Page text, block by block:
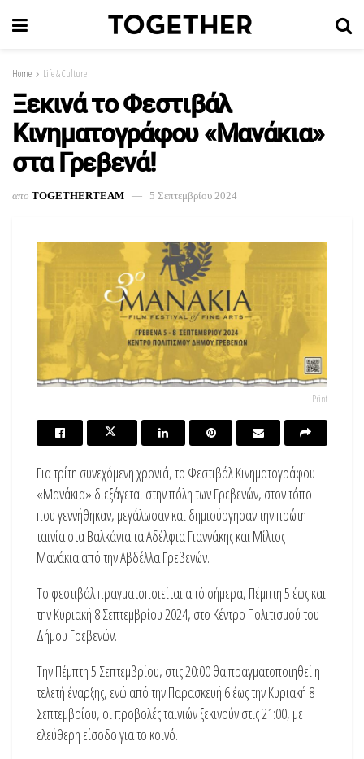
Home Life & Culture
Ξεκινά το Φεστιβάλ
Κινηματογράφου «Μανάκια»
στα Γρεβενά!
απο TOGETHERTEAM 5 Σεπτεμβρίου 2024
Print
Για τρίτη συνεχόμενη χρονιά, το Φεστιβάλ Κινηματογράφου
«Μανάκια» διεξάγεται στην πόλη των Γρεβενών, στον τόπο
που γεννήθηκαν, μεγάλωσαν και δημιούργησαν την πρώτη
ταινία στα Βαλκάνια τα Αδέλφια Γιαννάκης και Μίλτος
Μανάκια από την Αβδέλλα Γρεβενών.
Το φεστιβάλ πραγματοποιείται από σήμερα, Πέμπτη 5 έως και
την Κυριακή 8 Σεπτεμβρίου 2024, στο Κέντρο Πολιτισμού του
Δήμου Γρεβενών.
Την Πέμπτη 5 Σεπτεμβρίου, στις 20:00 θα πραγματοποιηθεί η
τελετή έναρξης, ενώ από την Παρασκευή 6 έως την Κυριακή 8
Σεπτεμβρίου, οι προβολές ταινιών ξεκινούν στις 21:00, με
ελεύθερη είσοδο για το κοινό.